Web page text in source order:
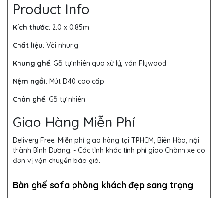
Product Info
Kích thước: 2.0 x 0.85m
Chất liệu: Vải nhung
Khung ghế: Gỗ tự nhiên qua xử lý, ván Flywood
Nệm ngồi: Mút D40 cao cấp
Chân ghế: Gỗ tự nhiên
Giao Hàng Miễn Phí
Delivery Free: Miễn phí giao hàng tại TPHCM, Biên Hòa, nội
thành Bình Dương. - Các tỉnh khác tính phí giao Chành xe do
đơn vị vận chuyển báo giá.
Bàn ghế sofa phòng khách đẹp sang trọng